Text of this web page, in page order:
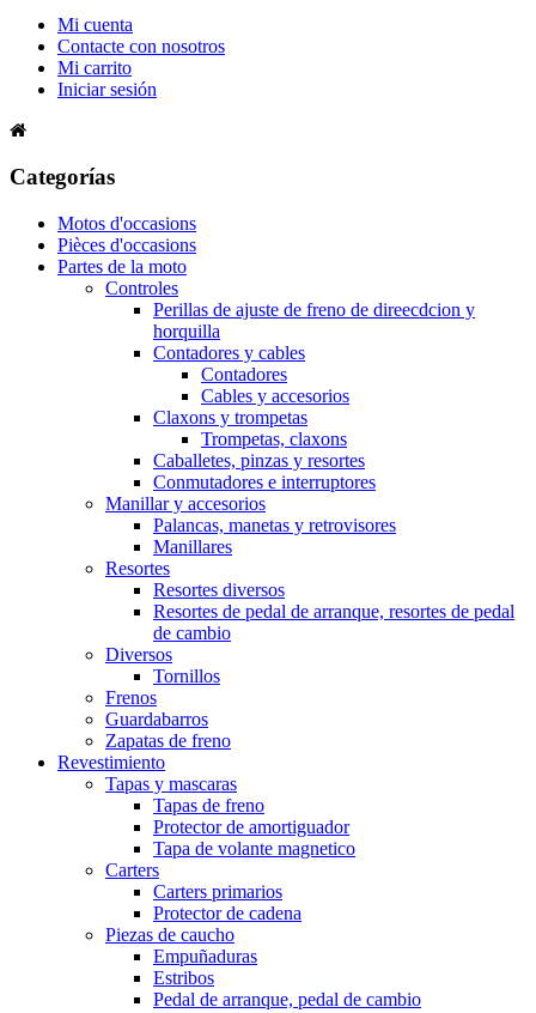
Mi cuenta
Contacte con nosotros
Mi carrito
Iniciar sesión
Categorías
Motos d'occasions
Pièces d'occasions
Partes de la moto
Controles
Perillas de ajuste de freno de direecdcion y
horquilla
Contadores y cables
Contadores
Cables y accesorios
Claxons y trompetas
Trompetas, claxons
Caballetes, pinzas y resortes
Conmutadores e interruptores
Manillar y accesorios
Palancas, manetas y retrovisores
Manillares
Resortes
Resortes diversos
Resortes de pedal de arranque, resortes de pedal
de cambio
Diversos
Tornillos
Frenos
Guardabarros
Zapatas de freno
Revestimiento
Tapas y mascaras
Tapas de freno
Protector de amortiguador
Tapa de volante magnetico
Carters
Carters primarios
Protector de cadena
Piezas de caucho
Empuñaduras
Estribos
Pedal de arranque, pedal de cambio